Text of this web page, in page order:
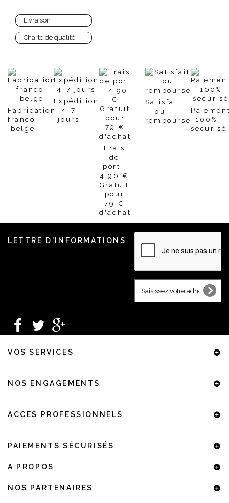
Livraison
Charte de qualité
Fabrication
franco-
belge
Expédition
4-7
jours
Frais
de
port :
4,90 €
Gratuit
pour
79 €
d'achat
Satisfait
ou
remboursé
100%
sécurisé
LETTRE D'INFORMATIONS
VOS SERVICES
NOS ENGAGEMENTS
ACCÈS PROFESSIONNELS
PAIEMENTS SÉCURISÉS
A PROPOS
NOS PARTENAIRES